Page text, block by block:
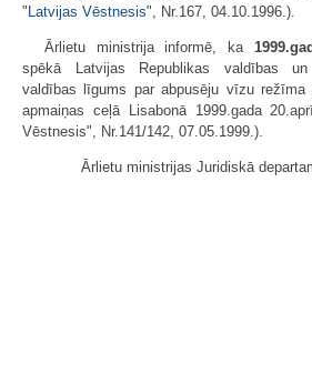
" Latvijas Vēstnesis", Nr.167, 04.10.1996.).
Ārlietu ministrija informē, ka
spēkā Latvijas Republikas valdības un
valdības līgums par abpusēju vīzu režīma
apmaiņas ceļā Lisabonā 1999.gada
Vēstnesis", Nr.141/142, 07.05.1999.).
Ārlietu ministrijas Juridiskā